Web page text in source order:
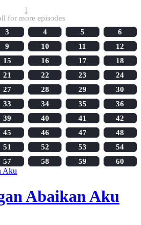
↓
for more episodes
3 4 5
6
9 10 11
12
15 16 17
18
21 22 23
24
27 28 29
30
33 34 35
36
39 40 41
42
45 46 47
48
51 52 53
54
57 58 59 60
Abaikan Aku